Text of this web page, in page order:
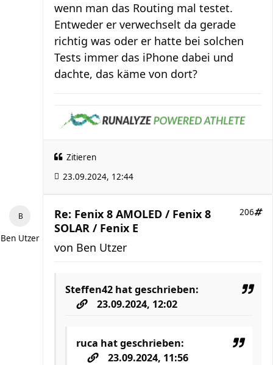
wenn man das Routing mal testet.
Entweder er verwechselt da gerade
richtig was oder er hatte bei solchen
Tests immer das iPhone dabei und
dachte, das käme von dort?
Zitieren
23.09.2024, 12:44
Ben Utzer
Re: Fenix 8 AMOLED / Fenix 8
SOLAR / Fenix E
206
von Ben Utzer
Steffen42 hat geschrieben:
23.09.2024, 12:02
ruca hat geschrieben:
23.09.2024, 11:56